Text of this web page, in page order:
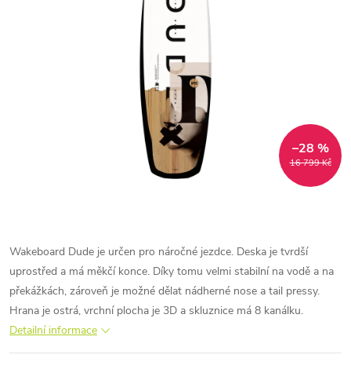
16 799 Kč
–28 %
Wakeboard Dude je určen pro náročné jezdce. Deska je tvrdší
uprostřed a má měkčí konce. Díky tomu velmi stabilní na vodě a na
překážkách, zároveň je možné dělat nádherné nose a tail pressy.
Hrana je ostrá, vrchní plocha je 3D a skluznice má 8 kanálku.
Detailní informace